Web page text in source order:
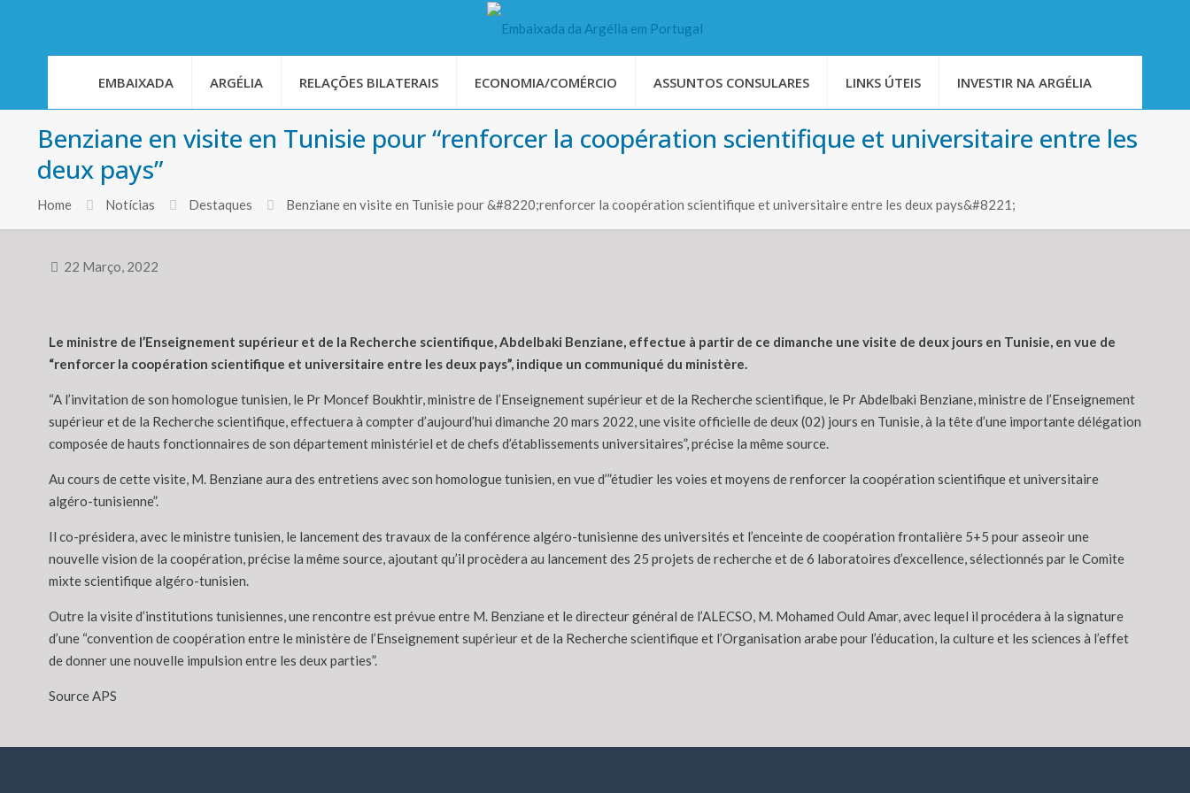
EMBAIXADA ARGÉLIA RELAÇÕES BILATERAIS ECONOMIA/COMÉRCIO ASSUNTOS CONSULARES LINKS ÚTEIS INVESTIR NA ARGÉLIA
Benziane en visite en Tunisie pour “renforcer la coopération scientifique et universitaire entre les
deux pays”
Home Notícias Destaques Benziane en visite en Tunisie pour &#8220;renforcer la coopération scientifique et universitaire entre les deux pays&#8221;
22 Março, 2022
Le ministre de l’Enseignement supérieur et de la Recherche scientifique, Abdelbaki Benziane, effectue à partir de ce dimanche une visite de deux jours en Tunisie, en vue de
“renforcer la coopération scientifique et universitaire entre les deux pays”, indique un communiqué du ministère.
“A l’invitation de son homologue tunisien, le Pr Moncef Boukhtir, ministre de l’Enseignement supérieur et de la Recherche scientifique, le Pr Abdelbaki Benziane, ministre de l’Enseignement
supérieur et de la Recherche scientifique, effectuera à compter d’aujourd’hui dimanche 20 mars 2022, une visite officielle de deux (02) jours en Tunisie, à la tête d’une importante délégation
composée de hauts fonctionnaires de son département ministériel et de chefs d’établissements universitaires”, précise la même source.
Au cours de cette visite, M. Benziane aura des entretiens avec son homologue tunisien, en vue d’”étudier les voies et moyens de renforcer la coopération scientifique et universitaire
algéro-tunisienne”.
Il co-présidera, avec le ministre tunisien, le lancement des travaux de la conférence algéro-tunisienne des universités et l’enceinte de coopération frontalière 5+5 pour asseoir une
nouvelle vision de la coopération, précise la même source, ajoutant qu’il procèdera au lancement des 25 projets de recherche et de 6 laboratoires d’excellence, sélectionnés par le Comite
mixte scientifique algéro-tunisien.
Outre la visite d’institutions tunisiennes, une rencontre est prévue entre M. Benziane et le directeur général de l’ALECSO, M. Mohamed Ould Amar, avec lequel il procédera à la signature
d’une “convention de coopération entre le ministère de l’Enseignement supérieur et de la Recherche scientifique et l’Organisation arabe pour l’éducation, la culture et les sciences à l’effet
de donner une nouvelle impulsion entre les deux parties”.
Source APS